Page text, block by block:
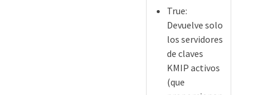
True:
Devuelve solo
los servidores
de claves
KMIP activos
(que